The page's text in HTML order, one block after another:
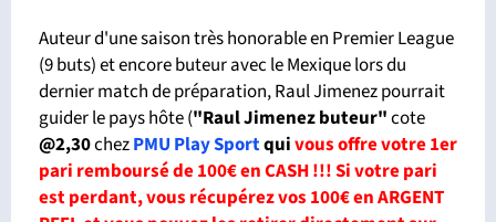
Auteur d'une saison très honorable en Premier League
(9 buts) et encore buteur avec le Mexique lors du
dernier match de préparation, Raul Jimenez pourrait
guider le pays hôte ("Raul Jimenez buteur"cote
@2,30chezPMU Play Sportquivous offre votre 1er
pari remboursé de 100€ en CASH !!! Si votre pari
est perdant, vous récupérez vos 100€ en ARGENT